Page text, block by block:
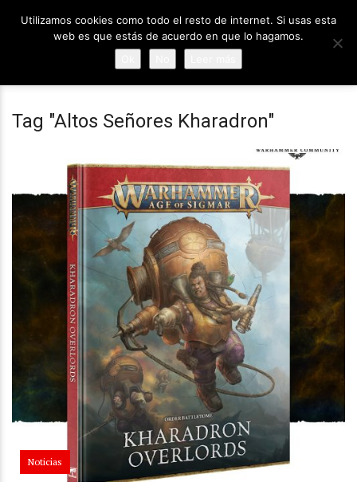
Tag "Altos Señores Kharadron"
Noticias
Utilizamos cookies como todo el resto de internet. Si usas esta
web es que estás de acuerdo en que lo hagamos.